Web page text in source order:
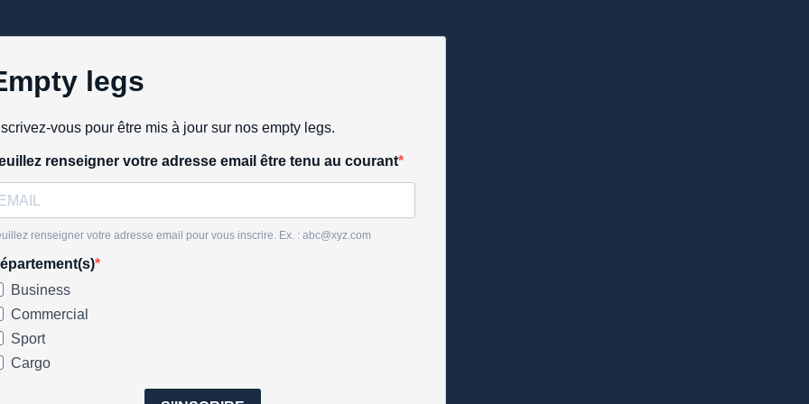
legs
vous pour être mis à jour sur nos empty legs.
renseigner votre adresse email être tenu au courant
renseigner votre adresse email pour vous inscrire. Ex. : abc@xyz.com
Business
Commercial
Sport
Cargo